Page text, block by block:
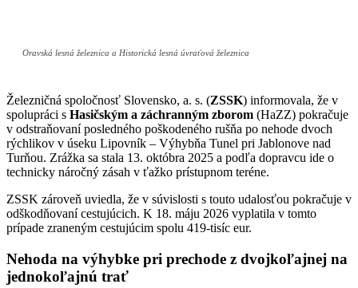
Oravská lesná železnica a Historická lesná úvraťová železnica
Železničná spoločnosť Slovensko, a. s. (ZSSK) informovala, že v
spolupráci s Hasičským a záchranným zborom (HaZZ) pokračuje
v odstraňovaní posledného poškodeného rušňa po nehode dvoch
rýchlikov v úseku Lipovník – Výhybňa Tunel pri Jablonove nad
Turňou. Zrážka sa stala 13. októbra 2025 a podľa dopravcu ide o
technicky náročný zásah v ťažko prístupnom teréne.
ZSSK zároveň uviedla, že v súvislosti s touto udalosťou pokračuje v
odškodňovaní cestujúcich. K 18. máju 2026 vyplatila v tomto
prípade zraneným cestujúcim spolu 419-tisíc eur.
Nehoda na výhybke pri prechode z dvojkoľajnej na
jednokoľajnú trať